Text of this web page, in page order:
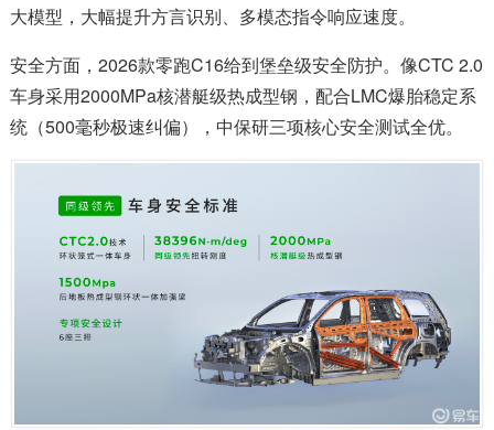
大模型，大幅提升方言识别、多模态指令响应速度。
安全方面，2026款零跑C16给到堡垒级安全防护。像CTC 2.0
车身采用2000MPa核潜艇级热成型钢，配合LMC爆胎稳定系
统（500毫秒极速纠偏），中保研三项核心安全测试全优。